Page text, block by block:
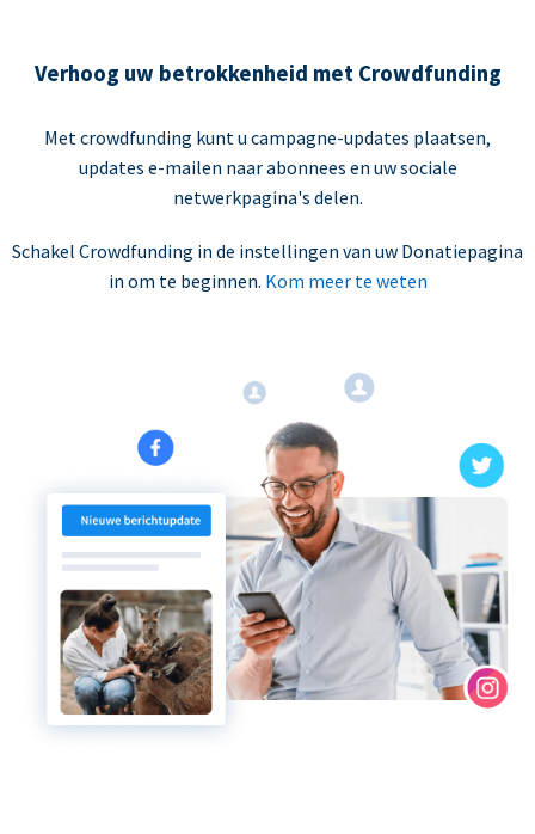
Verhoog uw betrokkenheid met Crowdfunding
Met crowdfunding kunt u campagne-updates plaatsen,
updates e-mailen naar abonnees en uw sociale
netwerkpagina's delen.
Schakel Crowdfunding in de instellingen van uw Donatiepagina
in om te beginnen. Kom meer te weten